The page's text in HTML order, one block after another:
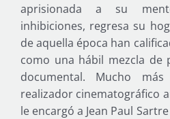
aprisionada a su
inhibiciones, regresa su
de aquella época han
como una hábil mezcla de
documental. Mucho
realizador cinematográfico
le encargó a Jean Paul